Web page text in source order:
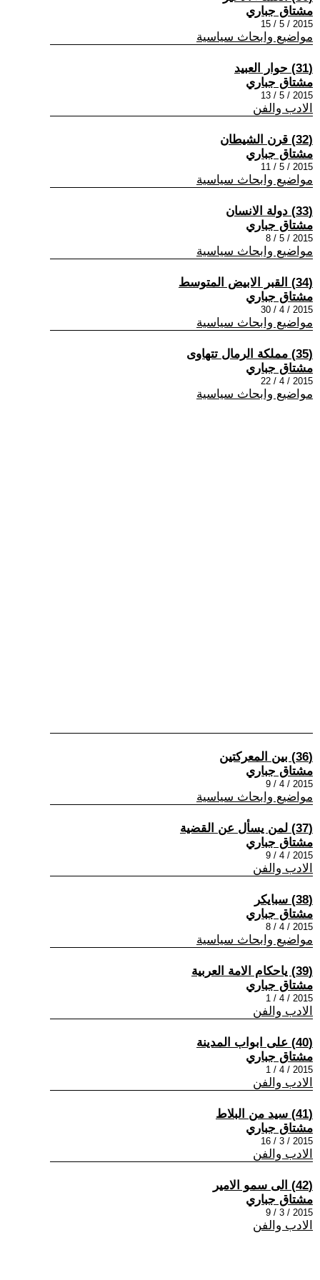
مشتاق جباري
2015 / 5 / 15
مواضيع وابحاث سياسية
(31) حوار العبيد
مشتاق جباري
2015 / 5 / 13
الادب والفن
(32) قرن الشيطان
مشتاق جباري
2015 / 5 / 11
مواضيع وابحاث سياسية
(33) دولة الانسان
مشتاق جباري
2015 / 5 / 8
مواضيع وابحاث سياسية
(34) القبر الابيض المتوسط
مشتاق جباري
2015 / 4 / 30
مواضيع وابحاث سياسية
(35) مملكة الرمال تتهاوى
مشتاق جباري
2015 / 4 / 22
مواضيع وابحاث سياسية
(36) بين المعركتين
مشتاق جباري
2015 / 4 / 9
مواضيع وابحاث سياسية
(37) لمن يسأل عن القضية
مشتاق جباري
2015 / 4 / 9
الادب والفن
(38) سبايكر
مشتاق جباري
2015 / 4 / 8
مواضيع وابحاث سياسية
(39) ياحكام الامة العربية
مشتاق جباري
2015 / 4 / 1
الادب والفن
(40) على ابواب المدينة
مشتاق جباري
2015 / 4 / 1
الادب والفن
(41) سيد من البلاط
مشتاق جباري
2015 / 3 / 16
الادب والفن
(42) الى سمو الامير
مشتاق جباري
2015 / 3 / 9
الادب والفن